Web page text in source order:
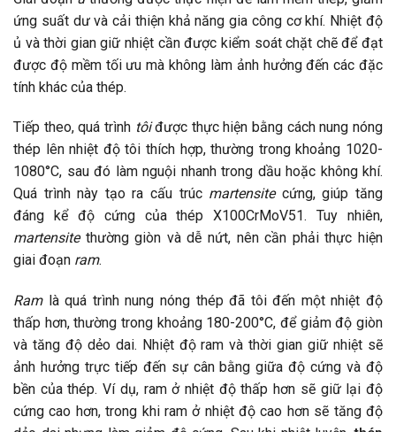
ứng suất dư và cải thiện khả năng gia công cơ khí. Nhiệt độ
ủ và thời gian giữ nhiệt cần được kiểm soát chặt chẽ để đạt
được độ mềm tối ưu mà không làm ảnh hưởng đến các đặc
tính khác của thép.
Tiếp theo, quá trình tôiđược thực hiện bằng cách nung nóng
thép lên nhiệt độ tôi thích hợp, thường trong khoảng 1020-
1080°C, sau đó làm nguội nhanh trong dầu hoặc không khí.
Quá trình này tạo ra cấu trúc martensitecứng, giúp tăng
đáng kể độ cứng của thép X100CrMoV51. Tuy nhiên,
martensitethường giòn và dễ nứt, nên cần phải thực hiện
giai đoạn ram.
Ramlà quá trình nung nóng thép đã tôi đến một nhiệt độ
thấp hơn, thường trong khoảng 180-200°C, để giảm độ giòn
và tăng độ dẻo dai. Nhiệt độ ram và thời gian giữ nhiệt sẽ
ảnh hưởng trực tiếp đến sự cân bằng giữa độ cứng và độ
bền của thép. Ví dụ, ram ở nhiệt độ thấp hơn sẽ giữ lại độ
cứng cao hơn, trong khi ram ở nhiệt độ cao hơn sẽ tăng độ